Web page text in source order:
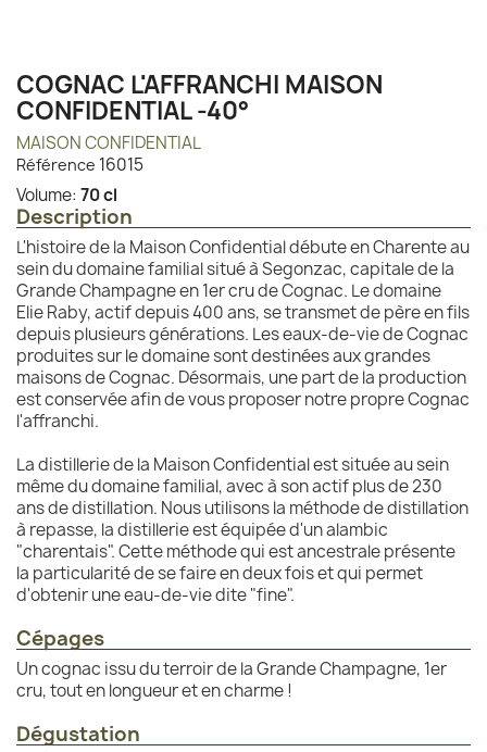
COGNAC L'AFFRANCHI MAISON
CONFIDENTIAL -40°
MAISON CONFIDENTIAL
Référence 16015
Volume: 70 cl
Description
L'histoire de la Maison Confidential débute en Charente au
sein du domaine familial situé à Segonzac, capitale de la
Grande Champagne en 1er cru de Cognac. Le domaine
Elie Raby, actif depuis 400 ans, se transmet de père en fils
depuis plusieurs générations. Les eaux-de-vie de Cognac
produites sur le domaine sont destinées aux grandes
maisons de Cognac. Désormais, une part de la production
est conservée afin de vous proposer notre propre Cognac
l'affranchi.
La distillerie de la Maison Confidential est située au sein
même du domaine familial, avec à son actif plus de 230
ans de distillation. Nous utilisons la méthode de distillation
à repasse, la distillerie est équipée d'un alambic
"charentais". Cette méthode qui est ancestrale présente
la particularité de se faire en deux fois et qui permet
d'obtenir une eau-de-vie dite "fine".
Cépages
Un cognac issu du terroir de la Grande Champagne, 1er
cru, tout en longueur et en charme !
Dégustation